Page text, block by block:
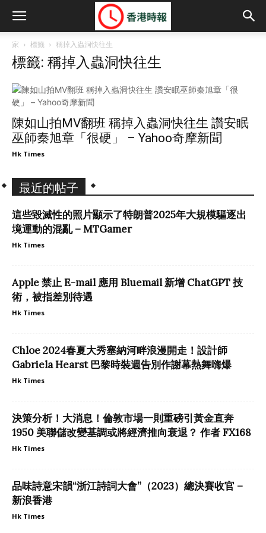
家 標籤 稱掉入蟲洞快往生
標籤: 稱掉入蟲洞快往生
陳如山拍MV翻班 稱掉入蟲洞快往生 讚安眠
巫師秦旭章「很硬」 – Yahoo奇摩新聞
Hk Times
最近的帖子
這些毀滅性的照片顯示了特朗普2025年大規模驅逐出
境運動的混亂 – MTGamer
Hk Times
Apple 禁止 E-mail 應用 Bluemail 新增 ChatGPT 技
術，被指差別待遇
Hk Times
Chloe 2024春夏大秀塞納河畔浪漫開走！設計師
Gabriela Hearst 巴黎時裝週告別作謝幕熱舞嗨爆
Hk Times
決策分析！大消息！倫敦市場一則重磅引黃金直奔
1950 美聯儲改變基調或將經濟推向衰退？ 作者 FX168
Hk Times
品味詩意宋韻“浙江詩詞大會”（2023）總決賽收官 –
新浪香港
Hk Times